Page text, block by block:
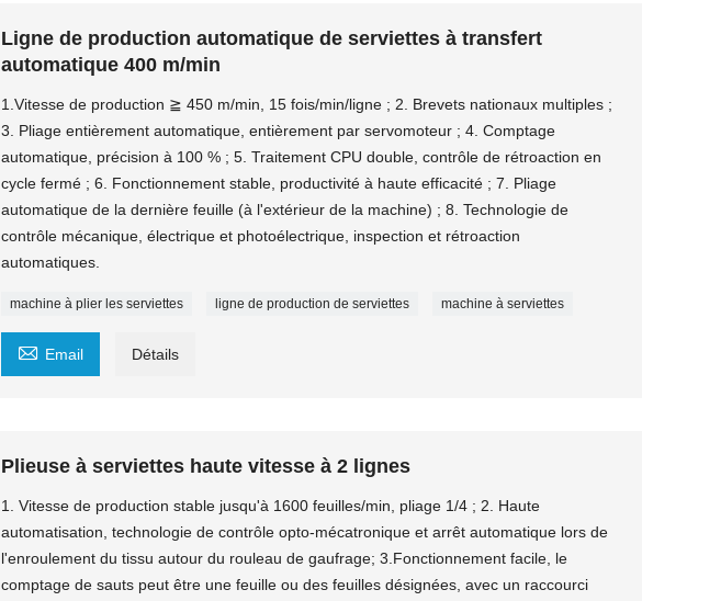
Ligne de production automatique de serviettes à transfert
automatique 400 m/min
1.Vitesse de production ≧ 450 m/min, 15 fois/min/ligne ; 2. Brevets nationaux multiples ;
3. Pliage entièrement automatique, entièrement par servomoteur ; 4. Comptage
automatique, précision à 100 % ; 5. Traitement CPU double, contrôle de rétroaction en
cycle fermé ; 6. Fonctionnement stable, productivité à haute efficacité ; 7. Pliage
automatique de la dernière feuille (à l'extérieur de la machine) ; 8. Technologie de
contrôle mécanique, électrique et photoélectrique, inspection et rétroaction
automatiques.
machine à plier les serviettes ligne de production de serviettes machine à serviettes
 Email Détails
Plieuse à serviettes haute vitesse à 2 lignes
1. Vitesse de production stable jusqu'à 1600 feuilles/min, pliage 1/4 ; 2. Haute
automatisation, technologie de contrôle opto-mécatronique et arrêt automatique lors de
l'enroulement du tissu autour du rouleau de gaufrage; 3.Fonctionnement facile, le
comptage de sauts peut être une feuille ou des feuilles désignées, avec un raccourci